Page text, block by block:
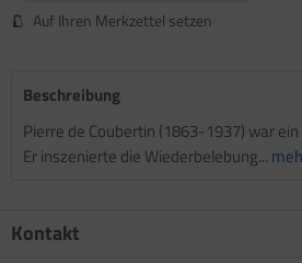
Auf Ihren Merkzettel setzen
Beschreibung
Pierre de Coubertin (1863-1937) war
Er inszenierte die Wiederbelebung...
Kontakt